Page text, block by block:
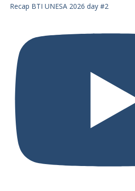
Recap BTI UNESA 2026 day #2